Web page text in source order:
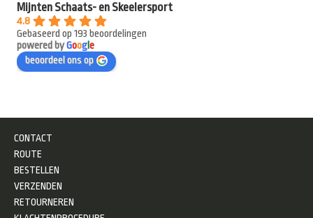
Mijnten Schaats- en Skeelersport
4.8
Gebaseerd op 193 beoordelingen
powered byGooge
beoordeel ons op
CONTACT
ROUTE
BESTELLEN
VERZENDEN
RETOURNEREN